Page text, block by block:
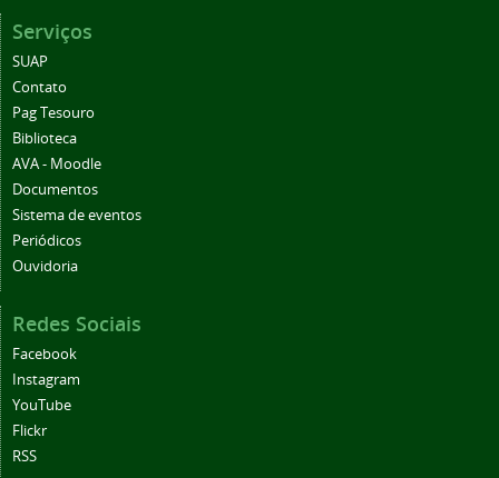
Serviços
SUAP
Contato
Pag Tesouro
Biblioteca
AVA - Moodle
Documentos
Sistema de eventos
Periódicos
Ouvidoria
Redes Sociais
Facebook
Instagram
YouTube
Flickr
RSS